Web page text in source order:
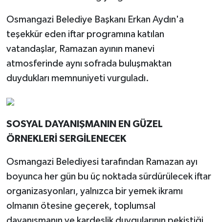
Osmangazi Belediye Başkanı Erkan Aydın'a
teşekkür eden iftar programına katılan
vatandaşlar, Ramazan ayının manevi
atmosferinde aynı sofrada buluşmaktan
duydukları memnuniyeti vurguladı.
SOSYAL DAYANIŞMANIN EN GÜZEL
ÖRNEKLERİ SERGİLENECEK
Osmangazi Belediyesi tarafından Ramazan ayı
boyunca her gün bu üç noktada sürdürülecek iftar
organizasyonları, yalnızca bir yemek ikramı
olmanın ötesine geçerek, toplumsal